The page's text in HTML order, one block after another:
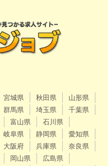
宮城県 秋田県
山形県
群馬県 埼玉県
千葉県
富山県
石川県
岐阜県 静岡県
愛知県
大阪府 兵庫県
奈良県
岡山県
広島県